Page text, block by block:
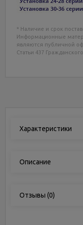
* Наличие и срок
Информационные
являются публичной
Статьи 437
Характеристики
Описание
Отзывы (0)